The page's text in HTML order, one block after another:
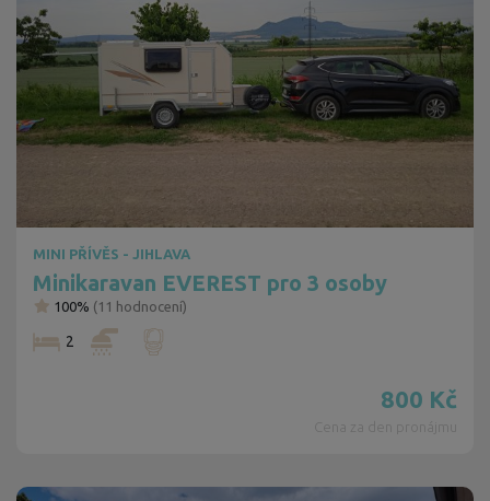
MINI PŘÍVĚS - JIHLAVA
Minikaravan EVEREST pro 3 osoby
100% (11 hodnocení)
2
800 Kč
Cena za den pronájmu